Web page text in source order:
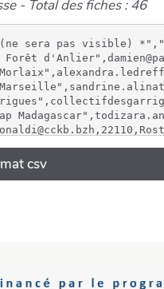
- Total des fiches : 46
(ne sera pas visible)
csv